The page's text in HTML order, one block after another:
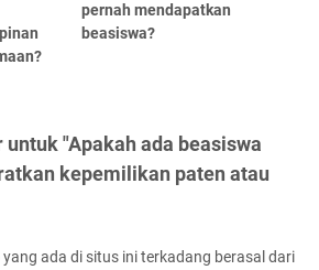
pernah mendapatkan
beasiswa?
"Apakah ada beasiswa
kepemilikan paten atau
ada di situs ini terkadang berasal dari